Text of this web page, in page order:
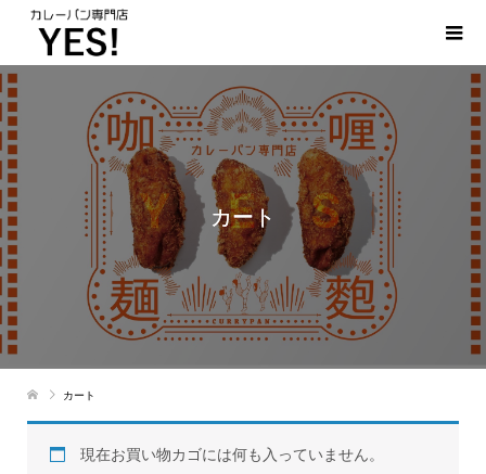
カート
カート
現在お買い物カゴには何も入っていません。